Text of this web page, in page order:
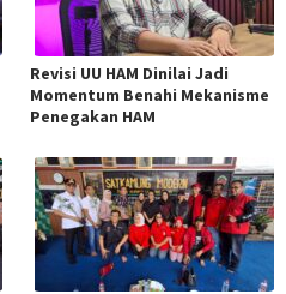
Revisi UU HAM Dinilai Jadi
Momentum Benahi Mekanisme
Penegakan HAM